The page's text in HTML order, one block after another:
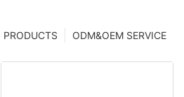
ODM&OEM SERVICE
PRODUCTS